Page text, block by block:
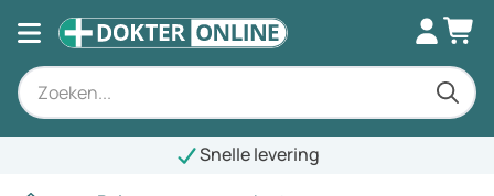
Snelle levering